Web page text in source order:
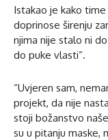
Istakao je kako
doprinose širenju
njima nije stalo ni
do puke vlasti”.
“Uvjeren sam,
projekt, da nije
stoji božanstvo
su u pitanju maske,